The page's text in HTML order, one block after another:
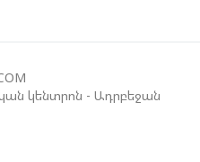
ԱՆՕՐԻՆԱԿԱՆ
կենտրոն - Ադրբեջան